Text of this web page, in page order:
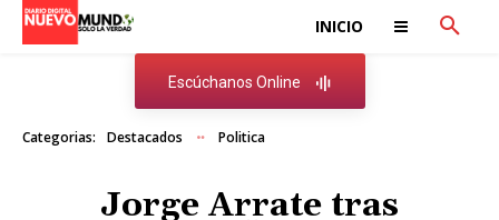
INICIO
Escúchanos Online
Categorias: Destacados Politica
Jorge Arrate tras